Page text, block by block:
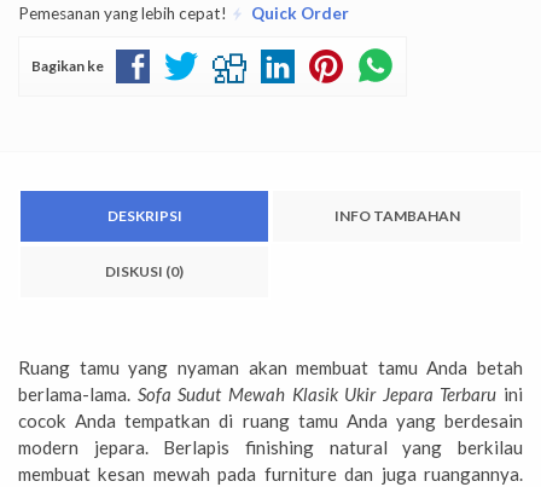
Pemesanan yang lebih cepat! Quick Order
Bagikan ke
DESKRIPSI INFO TAMBAHAN
DISKUSI (0)
Ruang tamu yang nyaman akan membuat tamu Anda betah
berlama-lama. Sofa Sudut Mewah Klasik Ukir Jepara Terbaru ini
cocok Anda tempatkan di ruang tamu Anda yang berdesain
modern jepara. Berlapis finishing natural yang berkilau
membuat kesan mewah pada furniture dan juga ruangannya.